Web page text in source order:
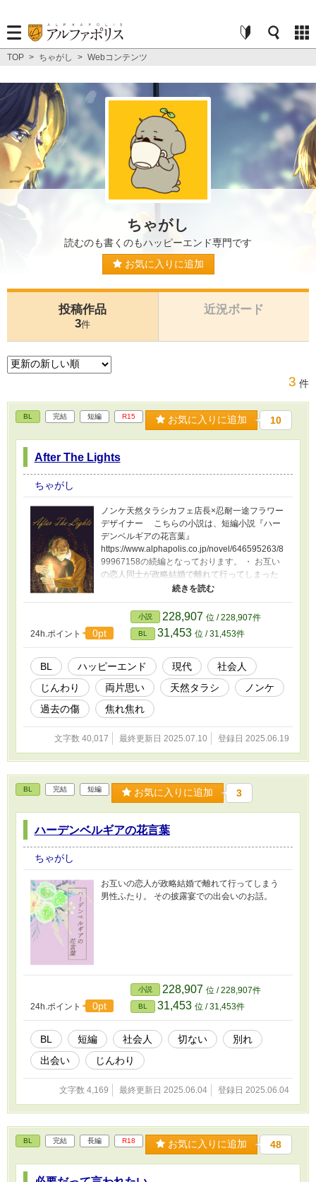
TOP > ちゃがし > Webコンテンツ
ちゃがし
読むのも書くのもハッピーエンド専門です
お気に入りに追加
投稿作品
3件
近況ボード
3 件
BL 完結 短編 R15 お気に入りに追加 10
After The Lights
ちゃがし
ノンケ天然タラシカフェ店長×忍耐一途フラワー
デザイナー こちらの小説は、短編小説『ハー
デンベルギアの花言葉』
https://www.alphapolis.co.jp/novel/646595263/8
99967158の続編となっております。 ・ お互い
の恋人同士が政略結婚で離れて行ってしまった
ふたりが、元恋人の結婚披露宴で出会い、その
絡先を交換せずに別れてしまったから、再びコ
ンタクトを取るにはあの店にもう一度行くしか
ない。 別にあの人に会いたいって訳じゃない、
あの甘くてあたたかなコーヒーの味が忘れられ
ないだけだ。 ・ 『ハーデンベルギアの花言葉』
がレーティングなしのお話だった為、そちらか
ら来ていただいた方が誰でも読めるよう、過激
表現は省いており、全編通して佐野燈士視点で
進んでいく、中短編のお話になっております。
（いずれ吉野啓人視点のレーティングありの長
編も出す予定。） 世界線は長編小説『必要だっ
て言われたい』と同じで、 タル要のお話から考
えると時系列は３年ほど前になります。 『必要
だって言われたい』を読んでからの方がより楽
しんでいただけるとは思いますが、 読まなくて
も話自体は単体で楽しんでいただけます。 しか
し、こちらは短編小説『ハーデンベルギアの花
言葉』の続きの小説ですので、そちらは読んで
ぞ。
24h.ポイント 0pt
小説 228,907 位 / 228,907件
BL 31,453 位 / 31,453件
BL ハッピーエンド 現代
社会人
じんわり
両片思い 天然タラシ
ノンケ
過去の傷
焦れ焦れ
文字数 40,017 最終更新日 2025.07.10 登録日 2025.06.19
BL 完結 短編 お気に入りに追加 3
ハーデンベルギアの花言葉
ちゃがし
お互いの恋人が政略結婚で離れて行ってしまう
男性ふたり。 その披露宴での出会いのお話。
24h.ポイント 0pt
小説 228,907 位 / 228,907件
BL 31,453 位 / 31,453件
BL 短編 社会人 切ない
別れ
出会い
じんわり
文字数 4,169 最終更新日 2025.06.04 登録日 2025.06.04
BL 完結 長編 R18 お気に入りに追加 48